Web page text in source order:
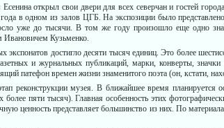
открыл свои двери для всех северчан и гостей
в одном из залов ЦГБ. На экспозиции было
уже до тысячи. В том же году произошло еще одно
Ивановичем Кузьменко.
экспонатов достигло десяти тысяч единиц. Это более
и журнальных публикаций, марки, конверты,
патефон вре­мен жизни знаменитого поэта (он, кстати,
реконструкции музея. В бли­жайшее время
пяти тысяч). Главная осо­бенность этих
ценность представляет большинство из них. По